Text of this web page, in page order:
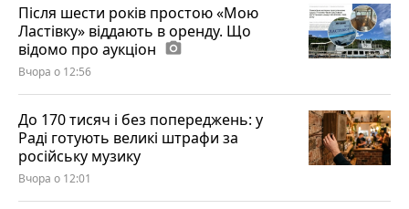
Після шести років простою «Мою
Ластівку» віддають в оренду. Що
відомо про аукціон photo_camera
Вчора о 12:56
До 170 тисяч і без попереджень: у
Раді готують великі штрафи за
російську музику
Вчора о 12:01